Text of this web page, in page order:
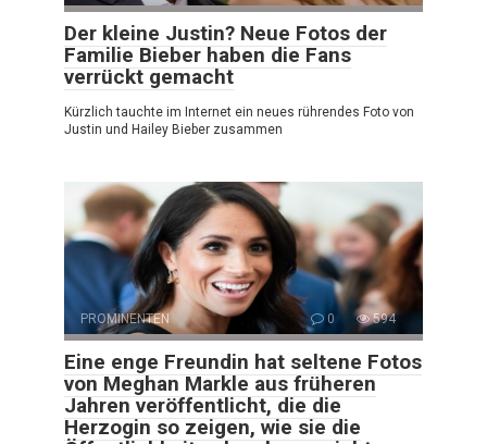
Der kleine Justin? Neue Fotos der
Familie Bieber haben die Fans
verrückt gemacht
Kürzlich tauchte im Internet ein neues rührendes Foto von
Justin und Hailey Bieber zusammen
PROMINENTEN 0 594
Eine enge Freundin hat seltene Fotos
von Meghan Markle aus früheren
Jahren veröffentlicht, die die
Herzogin so zeigen, wie sie die